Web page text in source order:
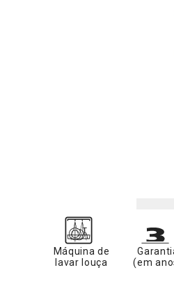
Máquina de
lavar louça
(em